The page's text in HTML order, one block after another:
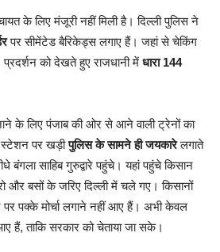
के लिए मंजूरी नहीं मिली है। दिल्ली पुलिस ने
पर सीमेंटेड बैरिकेड्स लगाए हैं। जहां से चेकिंग
प्रदर्शन को देखते हुए राजधानी में धारा 144
के लिए पंजाब की ओर से आने वाली ट्रेनों का
स्टेशन पर खड़ीपुलिस के सामने ही जयकारेलगाते
बंगला साहिब गुरुद्वारे पहुंचे। यहां पहुंचे किसान
और बसों के जरिए दिल्ली में चले गए। किसानों
पर पक्के मोर्चा लगाने नहीं आए हैं। अभी केवल
हैं, ताकि सरकार को चेताया जा सके।